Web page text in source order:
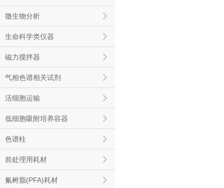
微生物分析
生命科学类仪器
磁力搅拌器
气相色谱相关试剂
活细胞运输
低细胞吸附培养容器
色谱柱
前处理用耗材
氟树脂(PFA)耗材